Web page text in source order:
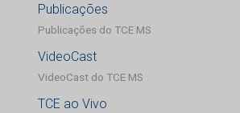
Publicações
Publicações do TCE MS
VideoCast
VideoCast do TCE MS
TCE ao Vivo